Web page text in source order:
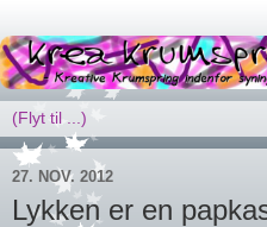
27. NOV. 2012
Lykken er en